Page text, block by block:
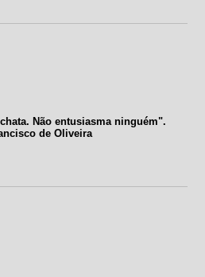
Não entusiasma ninguém".
de Oliveira